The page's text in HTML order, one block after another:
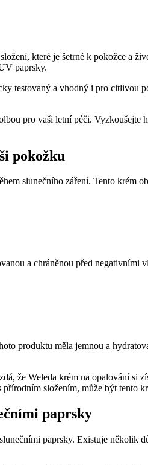
které je šetrné k pokožce a
paprsky.
testovaný a vhodný i pro citlivou
pro vaši letní péči. Vyzkoušejte
pokožku
slunečního záření. Tento krém
a chráněnou před negativními
produktu měla jemnou a
že Weleda krém na opalování si
složením, může být tento
paprsky
paprsky. Existuje několik